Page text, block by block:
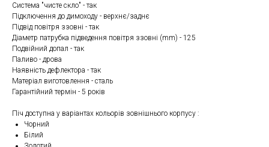
Система "чисте скло" - так
Підключення до димоходу - верхнє/заднє
Підвід повітря ззовні - так
Діаметр патрубка підведення повітря ззовні (mm) - 125
Подвійний допал - так
Паливо - дрова
Наявність дефлектора - так
Матеріал виготовлення - сталь
Гарантійний термін - 5 років
Піч доступна у варіантах кольорів зовнішнього корпусу :
Чорний
Білий